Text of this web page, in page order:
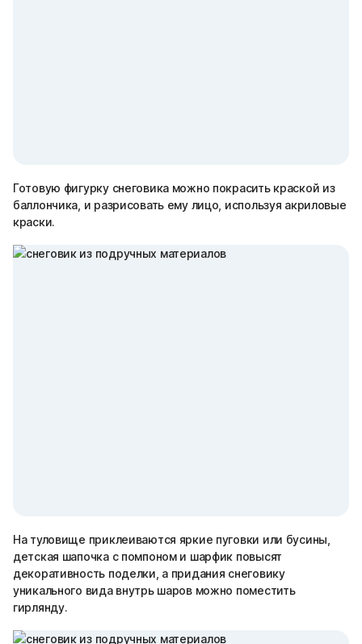
Готовую фигурку снеговика можно покрасить краской из
баллончика, и разрисовать ему лицо, используя акриловые
краски.
На туловище приклеиваются яркие пуговки или бусины,
детская шапочка с помпоном и шарфик повысят
декоративность поделки, а придания снеговику
уникального вида внутрь шаров можно поместить
гирлянду.